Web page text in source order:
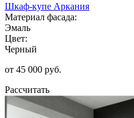
Шкаф-купе Аркания
Материал фасада:
Эмаль
Цвет:
Черный
от 45 000 руб.
Рассчитать